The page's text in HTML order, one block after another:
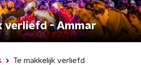
verliefd - Ammar
Te makkelijk verliefd